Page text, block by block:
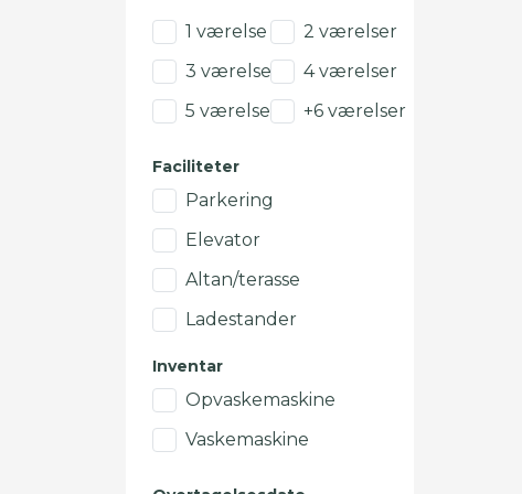
1 værelse
2 værelser
3 værelser
4 værelser
5 værelser
+6 værelser
Faciliteter
Parkering
Elevator
Altan/terasse
Ladestander
Inventar
Opvaskemaskine
Vaskemaskine